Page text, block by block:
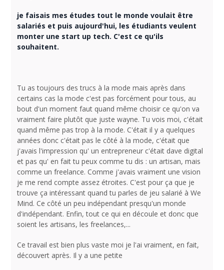
je faisais mes études tout le monde voulait être
salariés et puis aujourd'hui, les étudiants veulent
monter une start up tech. C'est ce qu'ils
souhaitent.
Tu as toujours des trucs à la mode mais après dans
certains cas la mode c'est pas forcément pour tous, au
bout d'un moment faut quand même choisir ce qu'on va
vraiment faire plutôt que juste wayne. Tu vois moi, c'était
quand même pas trop à la mode. C'était il y a quelques
années donc c'était pas le côté à la mode, c'était que
j'avais l'impression qu' un entrepreneur c'était dave digital
et pas qu' en fait tu peux comme tu dis : un artisan, mais
comme un freelance. Comme j'avais vraiment une vision
je me rend compte assez étroites. C'est pour ça que je
trouve ça intéressant quand tu parles de jeu salarié à We
Mind. Ce côté un peu indépendant presqu'un monde
d'indépendant. Enfin, tout ce qui en découle et donc que
soient les artisans, les freelances,...
Ce travail est bien plus vaste moi je l'ai vraiment, en fait,
découvert après. Il y a une petite